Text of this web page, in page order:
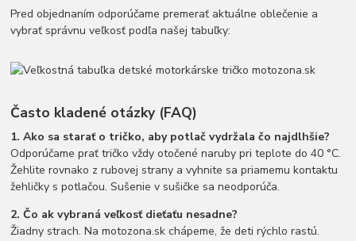
Pred objednaním odporúčame premerať aktuálne oblečenie a
vybrať správnu veľkosť podľa našej tabuľky:
Často kladené otázky (FAQ)
1. Ako sa starať o tričko, aby potlač vydržala čo najdlhšie?
Odporúčame prať tričko vždy otočené naruby pri teplote do 40 °C.
Žehlite rovnako z rubovej strany a vyhnite sa priamemu kontaktu
žehličky s potlačou. Sušenie v sušičke sa neodporúča.
2. Čo ak vybraná veľkosť dieťaťu nesadne?
Žiadny strach. Na motozona.sk chápeme, že deti rýchlo rastú.